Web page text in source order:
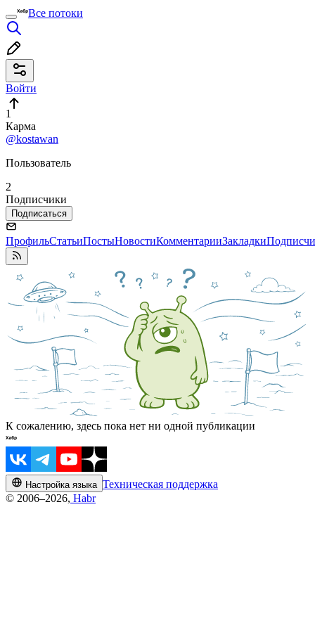
Все потоки
Войти
1
Карма
@kostawan
Пользователь
2
Подписчики
Подписаться
ПрофильСтатьиПостыНовостиКомментарииЗакладки
К сожалению, здесь пока нет ни одной публикации
Настройка языка Техническая поддержка
© 2006–2026, Habr